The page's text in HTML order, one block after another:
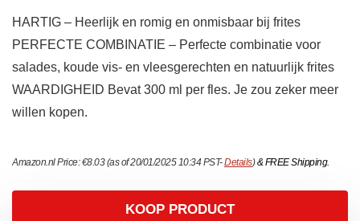
HARTIG – Heerlijk en romig en onmisbaar bij frites
PERFECTE COMBINATIE – Perfecte combinatie voor
salades, koude vis- en vleesgerechten en natuurlijk frites
WAARDIGHEID Bevat 300 ml per fles. Je zou zeker meer
willen kopen.
Amazon.nl Price:€8.03(as of 20/01/2025 10:34 PST-Details)&FREE Shipping.
KOOP PRODUCT